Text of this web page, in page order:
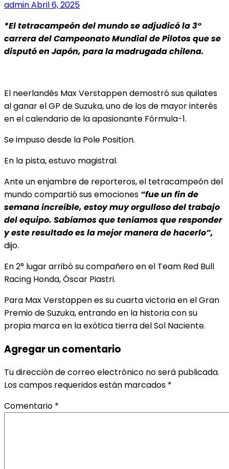
adminAbril 6, 2025
*El tetracampeón del mundo se adjudicó la 3°
carrera del Campeonato Mundial de Pilotos que se
disputó en Japón, para la madrugada chilena.
El neerlandés Max Verstappen demostró sus quilates
al ganar el GP de Suzuka, uno de los de mayor interés
en el calendario de la apasionante Fórmula-1.
Se impuso desde la Pole Position.
En la pista, estuvo magistral.
Ante un enjambre de reporteros, el tetracampeón del
mundo compartió sus emociones “fue un fin de
semana increíble, estoy muy orgulloso del trabajo
del equipo. Sabíamos que teníamos que responder
y este resultado es la mejor manera de hacerlo”,
dijo.
En 2° lugar arribó su compañero en el Team Red Bull
Racing Honda, Óscar Piastri.
Para Max Verstappen es su cuarta victoria en el Gran
Premio de Suzuka, entrando en la historia con su
propia marca en la exótica tierra del Sol Naciente.
Agregar un comentario
Tu dirección de correo electrónico no será publicada.
Los campos requeridos están marcados *
Comentario *